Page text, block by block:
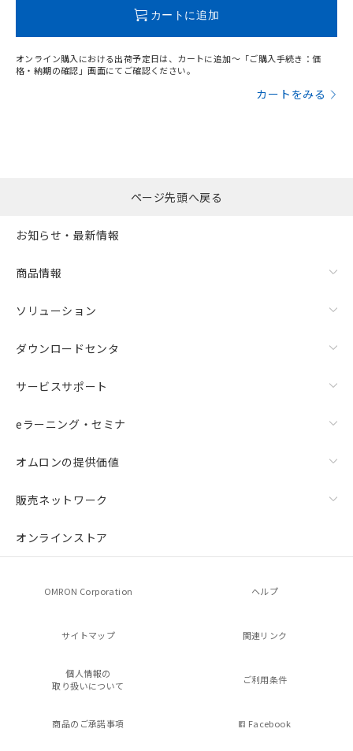
カートに追加
オンライン購入における出荷予定日は、カートに追加～「ご購入手続き：価
格・納期の確認」画面にてご確認ください。
カートをみる
ページ先頭へ戻る
お知らせ・最新情報
商品情報
ソリューション
ダウンロードセンタ
サービスサポート
eラーニング・セミナ
オムロンの提供価値
販売ネットワーク
オンラインストア
OMRON Corporation ヘルプ
サイトマップ 関連リンク
個人情報の
取り扱いについて
ご利用条件
商品のご承諾事項 Facebook